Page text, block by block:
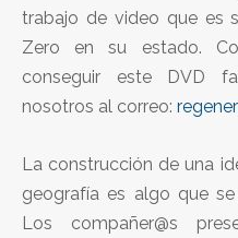
trabajo de video que es
Zero en su estado.
conseguir este DVD
nosotros al correo:
La construcción de una
geografía es algo que
Los compañer@s